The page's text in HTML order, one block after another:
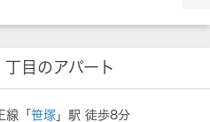
目のアパート
線「笹塚 」駅 徒歩8分